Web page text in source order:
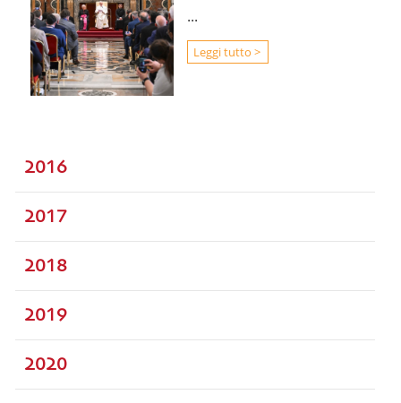
...
Leggi tutto >
2016
2017
2018
2019
2020